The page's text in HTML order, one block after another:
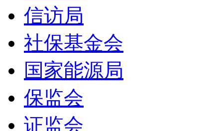
信访局
社保基金会
国家能源局
保监会
证监会